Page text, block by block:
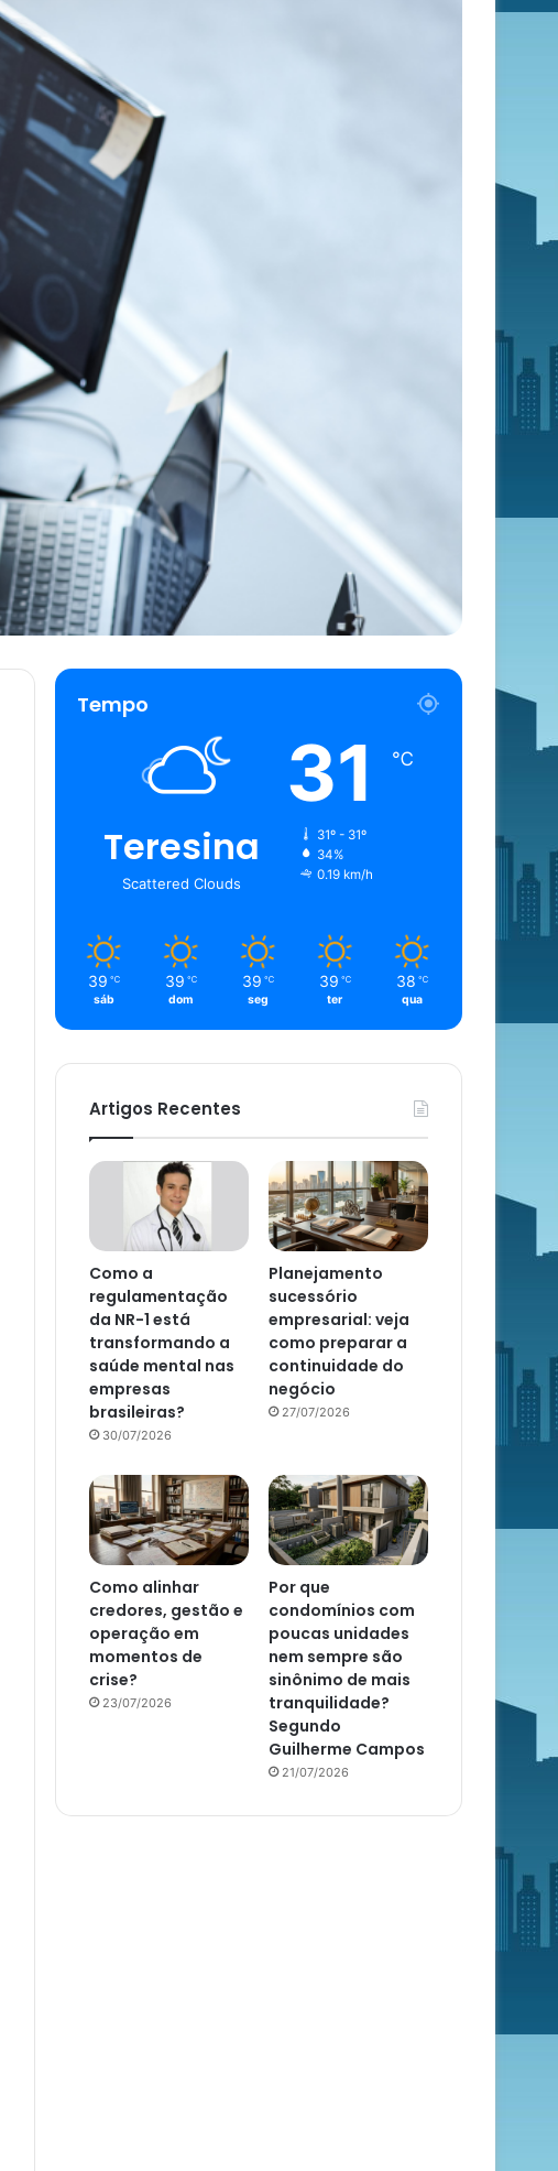
Tempo
Teresina
Scattered Clouds
31 ℃
31º - 31º
34%
0.19 km/h
39 ℃
sáb
39 ℃
dom
39 ℃
seg
39 ℃
ter
38 ℃
qua
Artigos Recentes
Como a
regulamentação
da NR-1 está
transformando a
saúde mental nas
empresas
brasileiras?
30/07/2026
Planejamento
sucessório
empresarial: veja
como preparar a
continuidade do
negócio
27/07/2026
Como alinhar
credores, gestão e
operação em
momentos de
crise?
23/07/2026
Por que
condomínios com
poucas unidades
nem sempre são
sinônimo de mais
tranquilidade?
Segundo
Guilherme Campos
21/07/2026